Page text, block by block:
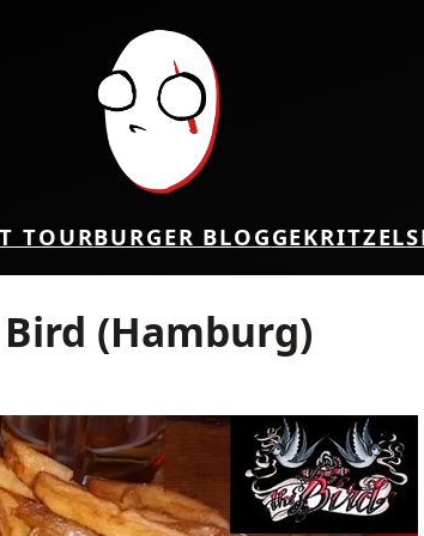
TOURBURGER BLOGGEKRITZEL
(Hamburg)